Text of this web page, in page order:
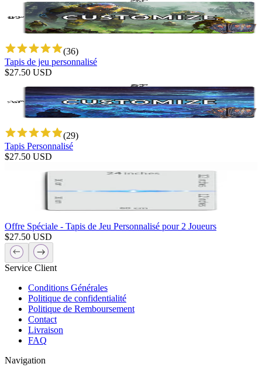
(36)
Tapis de jeu personnalisé
$27.50 USD
(29)
Tapis Personnalisé
$27.50 USD
Offre Spéciale - Tapis de Jeu Personnalisé pour 2 Joueurs
$27.50 USD
Service Client
Conditions Générales
Politique de confidentialité
Politique de Remboursement
Contact
Livraison
FAQ
Navigation